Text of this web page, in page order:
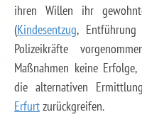
ihren Willen ihr
(Kindesentzug,
Polizeikräfte
Maßnahmen keine
die alternativen
Erfurtzurückgreifen.